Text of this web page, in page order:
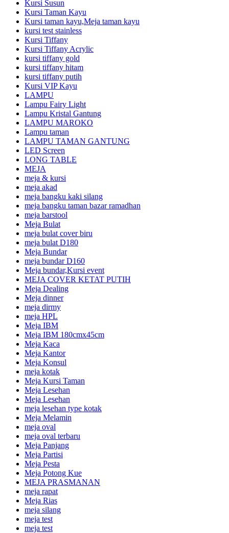
Kursi Susun
Kursi Taman Kayu
Kursi taman kayu,Meja taman kayu
kursi test stainless
Kursi Tiffany
Kursi Tiffany Acrylic
kursi tiffany gold
kursi tiffany hitam
kursi tiffany putih
Kursi VIP Kayu
LAMPU
Lampu Fairy Light
Lampu Kristal Gantung
LAMPU MAROKO
Lampu taman
LAMPU TAMAN GANTUNG
LED Screen
LONG TABLE
MEJA
meja & kursi
meja akad
meja bangku kaki silang
meja bangku taman bazar ramadhan
meja barstool
Meja Bulat
meja bulat cover biru
meja bulat D180
Meja Bundar
meja bundar D160
Meja bundar,Kursi event
MEJA COVER KETAT PUTIH
Meja Dealing
Meja dinner
meja dirmy
meja HPL
Meja IBM
Meja IBM 180cmx45cm
Meja Kaca
Meja Kantor
Meja Konsul
meja kotak
Meja Kursi Taman
Meja Lesehan
Meja Lesehan
meja lesehan type kotak
Meja Melamin
meja oval
meja oval terbaru
Meja Panjang
Meja Partisi
Meja Pesta
Meja Potong Kue
MEJA PRASMANAN
meja rapat
Meja Rias
meja silang
meja test
meja test